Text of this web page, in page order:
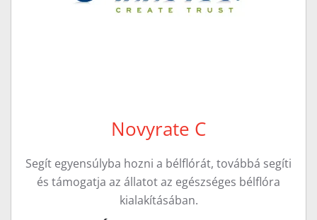
Novyrate C
Segít egyensúlyba hozni a bélflórát, továbbá segíti
és támogatja az állatot az egészséges bélflóra
kialakításában.